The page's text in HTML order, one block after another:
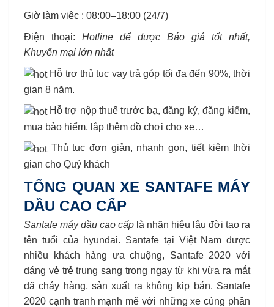
Giờ làm việc : 08:00–18:00 (24/7)
Điện thoại: Hotline để được Báo giá tốt nhất,
Khuyến mại lớn nhất
Hỗ trợ thủ tục vay trả góp tối đa đến 90%, thời
gian 8 năm.
Hỗ trợ nộp thuế trước bạ, đăng ký, đăng kiểm,
mua bảo hiểm, lắp thêm đồ chơi cho xe…
Thủ tục đơn giản, nhanh gọn, tiết kiệm thời
gian cho Quý khách
TỔNG QUAN XE SANTAFE MÁY
DẦU CAO CẤP
Santafe máy dầu cao cấp là nhãn hiệu lâu đời tạo ra
tên tuổi của hyundai. Santafe tại Việt Nam được
nhiều khách hàng ưa chuộng, Santafe 2020 với
dáng vẻ trẻ trung sang trọng ngay từ khi vừa ra mắt
đã cháy hàng, sản xuất ra không kịp bán. Santafe
2020 cạnh tranh mạnh mẽ với những xe cùng phân